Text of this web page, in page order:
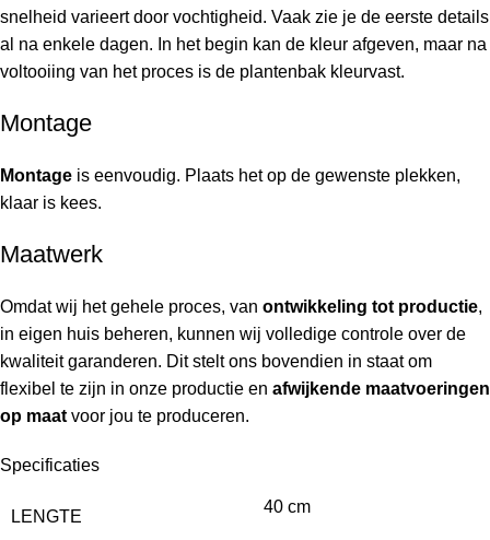
snelheid varieert door vochtigheid. Vaak zie je de eerste details
al na enkele dagen. In het begin kan de kleur afgeven, maar na
voltooiing van het proces is de plantenbak kleurvast.
Montage
Montage is eenvoudig. Plaats het op de gewenste plekken,
klaar is kees.
Maatwerk
Omdat wij het gehele proces, van ontwikkeling tot productie,
in eigen huis beheren, kunnen wij volledige controle over de
kwaliteit garanderen. Dit stelt ons bovendien in staat om
flexibel te zijn in onze productie en afwijkende maatvoeringen
op maat voor jou te produceren.
Specificaties
LENGTE
40 cm